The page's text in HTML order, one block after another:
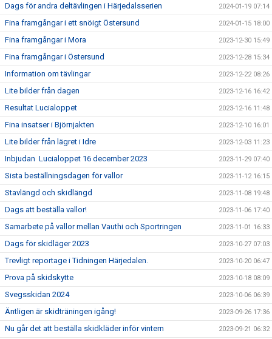
Dags för andra deltävlingen i Härjedalsserien 2024-01-19 07:14
Fina framgångar i ett snöigt Östersund 2024-01-15 18:00
Fina framgångar i Mora 2023-12-30 15:49
Fina framgångar i Östersund 2023-12-28 15:34
Information om tävlingar 2023-12-22 08:26
Lite bilder från dagen 2023-12-16 16:42
Resultat Lucialoppet 2023-12-16 11:48
Fina insatser i Björnjakten 2023-12-10 16:01
Lite bilder från lägret i Idre 2023-12-03 11:23
Inbjudan Lucialoppet 16 december 2023 2023-11-29 07:40
Sista beställningsdagen för vallor 2023-11-12 16:15
Stavlängd och skidlängd 2023-11-08 19:48
Dags att beställa vallor! 2023-11-06 17:40
Samarbete på vallor mellan Vauthi och Sportringen 2023-11-01 16:33
Dags för skidläger 2023 2023-10-27 07:03
Trevligt reportage i Tidningen Härjedalen. 2023-10-20 06:47
Prova på skidskytte 2023-10-18 08:09
Svegsskidan 2024 2023-10-06 06:39
Äntligen är skidträningen igång! 2023-09-26 17:36
Nu går det att beställa skidkläder inför vintern 2023-09-21 06:32